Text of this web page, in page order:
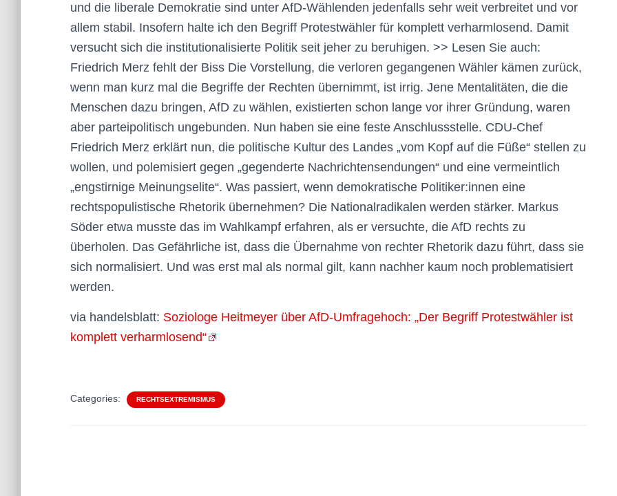
und die liberale Demokratie sind unter AfD-Wählenden jedenfalls sehr weit verbreitet und vor
allem stabil. Insofern halte ich den Begriff Protestwähler für komplett verharmlosend. Damit
versucht sich die institutionalisierte Politik seit jeher zu beruhigen. >> Lesen Sie auch:
Friedrich Merz fehlt der Biss Die Vorstellung, die verloren gegangenen Wähler kämen zurück,
wenn man kurz mal die Begriffe der Rechten übernimmt, ist irrig. Jene Mentalitäten, die die
Menschen dazu bringen, AfD zu wählen, existierten schon lange vor ihrer Gründung, waren
aber parteipolitisch ungebunden. Nun haben sie eine feste Anschlussstelle. CDU-Chef
Friedrich Merz erklärt nun, die politische Kultur des Landes „vom Kopf auf die Füße“ stellen zu
wollen, und polemisiert gegen „gegenderte Nachrichtensendungen“ und eine vermeintlich
„engstirnige Meinungselite“. Was passiert, wenn demokratische Politiker:innen eine
rechtspopulistische Rhetorik übernehmen? Die Nationalradikalen werden stärker. Markus
Söder etwa musste das im Wahlkampf erfahren, als er versuchte, die AfD rechts zu
überholen. Das Gefährliche ist, dass die Übernahme von rechter Rhetorik dazu führt, dass sie
sich normalisiert. Und was erst mal als normal gilt, kann nachher kaum noch problematisiert
werden.
via handelsblatt: Soziologe Heitmeyer über AfD-Umfragehoch: „Der Begriff Protestwähler ist
komplett verharmlosend“
Categories: RECHTSEXTREMISMUS